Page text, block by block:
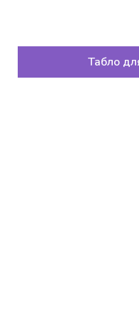
Табло